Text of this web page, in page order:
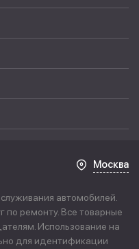
Москва
автомобилей.
по ремонту. Все товарные
Использование на
для идентификации